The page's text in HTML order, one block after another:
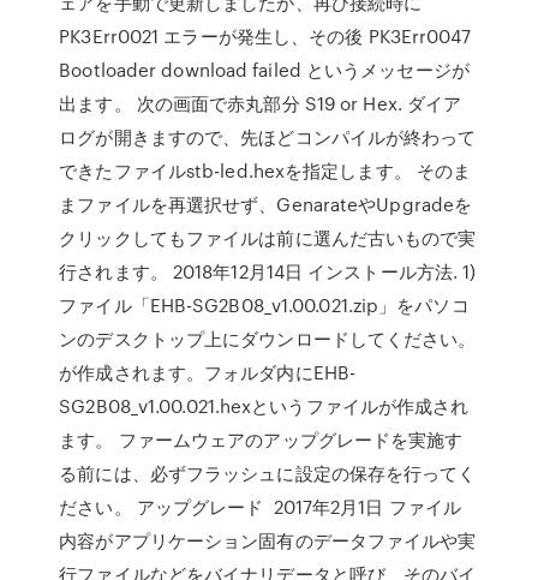
PK3Err0021 エラーが発生し、その後 PK3Err0047
Bootloader download failed というメッセージが
出ます。 次の画面で赤丸部分 S19 or Hex. ダイア
ログが開きますので、先ほどコンパイルが終わって
できたファイルstb-led.hexを指定します。 そのま
まファイルを再選択せず、GenarateやUpgradeを
クリックしてもファイルは前に選んだ古いもので実
行されます。 2018年12月14日 インストール方法. 1)
ファイル「EHB-SG2B08_v1.00.021.zip」をパソコ
ンのデスクトップ上にダウンロードしてください。
が作成されます。フォルダ内にEHB-
SG2B08_v1.00.021.hexというファイルが作成され
ます。 ファームウェアのアップグレードを実施す
る前には、必ずフラッシュに設定の保存を行ってく
ださい。 アップグレード 2017年2月1日 ファイル
内容がアプリケーション固有のデータファイルや実
行ファイルなどをバイナリデータと呼び、そのバイ